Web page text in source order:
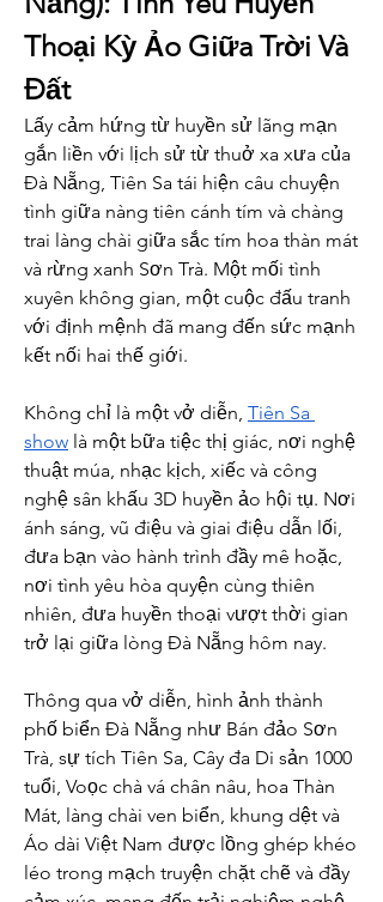
Thoại Kỳ Ảo Giữa Trời Và
Đất
Lấy cảm hứng từ huyền sử lãng mạn
gắn liền với lịch sử từ thuở xa xưa của
Đà Nẵng, Tiên Sa tái hiện câu chuyện
tình giữa nàng tiên cánh tím và chàng
trai làng chài giữa sắc tím hoa thàn mát
và rừng xanh Sơn Trà. Một mối tình
xuyên không gian, một cuộc đấu tranh
với định mệnh đã mang đến sức mạnh
kết nối hai thế giới.
Không chỉ là một vở diễn, Tiên Sa
show là một bữa tiệc thị giác, nơi nghệ
thuật múa, nhạc kịch, xiếc và công
nghệ sân khấu 3D huyền ảo hội tụ. Nơi
ánh sáng, vũ điệu và giai điệu dẫn lối,
đưa bạn vào hành trình đầy mê hoặc,
nơi tình yêu hòa quyện cùng thiên
nhiên, đưa huyền thoại vượt thời gian
trở lại giữa lòng Đà Nẵng hôm nay.
Thông qua vở diễn, hình ảnh thành
phố biển Đà Nẵng như Bán đảo Sơn
Trà, sự tích Tiên Sa, Cây đa Di sản 1000
tuổi, Voọc chà vá chân nâu, hoa Thàn
Mát, làng chài ven biển, khung dệt và
Áo dài Việt Nam được lồng ghép khéo
léo trong mạch truyện chặt chẽ và đầy